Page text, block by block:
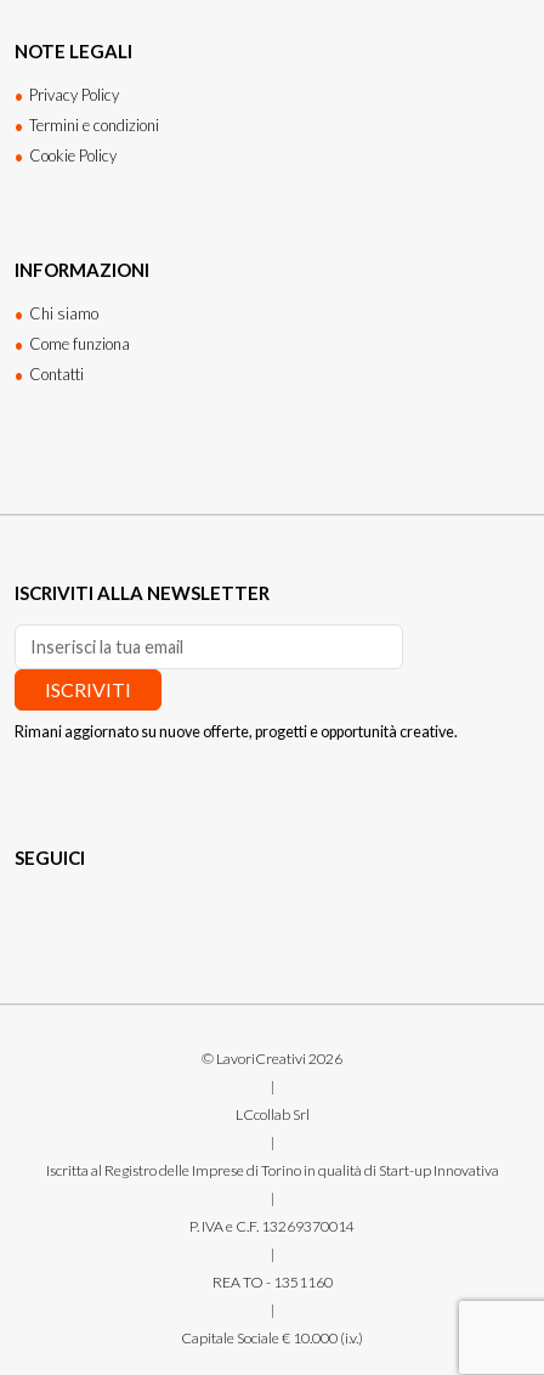
NOTE LEGALI
Privacy Policy
Termini e condizioni
Cookie Policy
INFORMAZIONI
Chi siamo
Come funziona
Contatti
ISCRIVITI ALLA NEWSLETTER
ISCRIVITI
Rimani aggiornato su nuove offerte, progetti e opportunità creative.
SEGUICI
© LavoriCreativi 2026
|
LCcollab Srl
|
Iscritta al Registro delle Imprese di Torino in qualità di Start-up Innovativa
|
P. IVA e C.F. 13269370014
|
REA TO - 1351160
|
Capitale Sociale € 10.000 (i.v.)